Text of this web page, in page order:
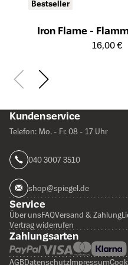
Bestseller
Iron Flame -
Öffnet die Detailseite des16,00 €
Kundenservice
Telefon: Mo. - Fr. 08 - 17 Uhr
040 3007 3510
shop@spiegel.de
Service
Über unsFAQVersand & Zahlung
Vertrag widerrufen
Zahlungsarten
AGBDatenschutzImpressum